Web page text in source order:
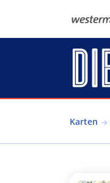
Karten